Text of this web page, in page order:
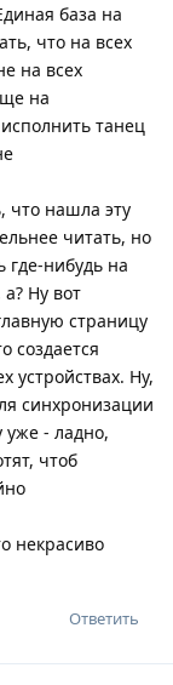
база на
что на всех
на всех
на
танец
что нашла эту
читать, но
где-нибудь на
Ну вот
страницу
создается
устройствах. Ну,
синхронизации
- ладно,
чтоб
некрасиво
Ответить